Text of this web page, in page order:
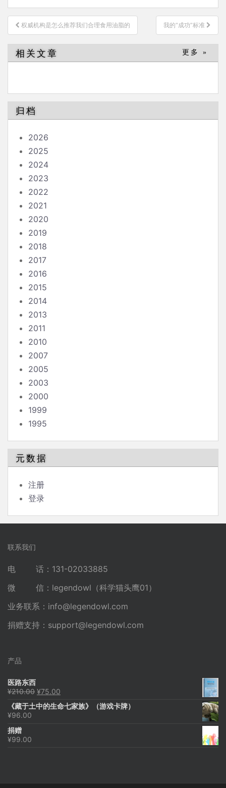
文
章
导
航
权威机构是怎么推荐我们合理食用油脂的 我的“成功”标准
相关文章 更多 »
归档
2026
2025
2024
2023
2022
2021
2020
2019
2018
2017
2016
2015
2014
2013
2011
2010
2007
2005
2003
2000
1999
1995
元数据
注册
登录
联系我们
电 话：131-02033885
微 信：legendowl（科学猫头鹰01）
业务联系： info@legendowl.com
捐赠支持： support@legendowl.com
产品
医路东西
¥210.00 原
为：
¥75.00
价
《藏于土中的生命七家族》（游戏卡牌）
¥96.00
捐赠
¥99.00